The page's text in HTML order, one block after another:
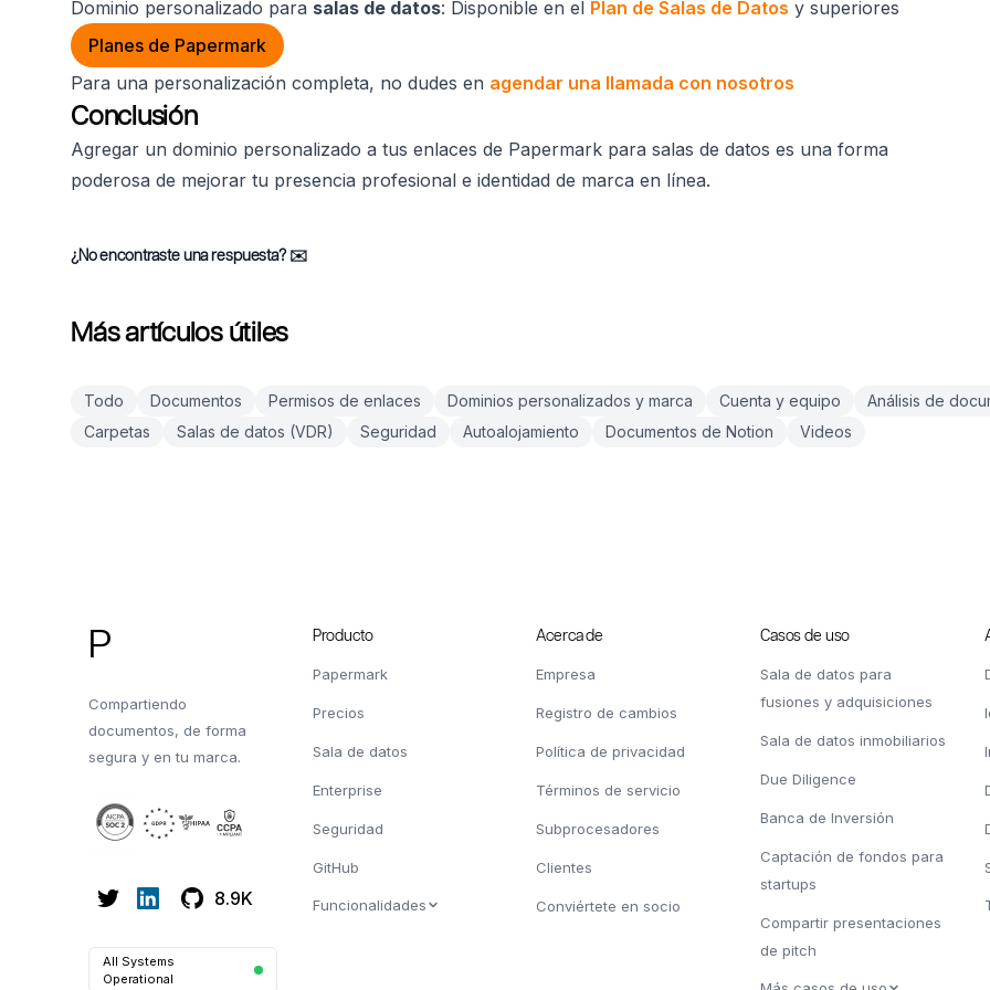
Dominio personalizado para salas de datos: Disponible en el Plan de Salas de Datos y superiores
Planes de Papermark
Para una personalización completa, no dudes en agendar una llamada con nosotros
Conclusión
Agregar un dominio personalizado a tus enlaces de Papermark para salas de datos es una forma
poderosa de mejorar tu presencia profesional e identidad de marca en línea.
¿No encontraste una respuesta? ✉️
Más artículos útiles
Todo Documentos Permisos de enlaces Dominios personalizados y marca Cuenta y equipo
Análisis de
Carpetas
Salas de datos (VDR) Seguridad Autoalojamiento Documentos de Notion Videos
P
Compartiendo
documentos, de forma
segura y en tu marca.
8.9K
All Systems
Operational
Producto
Papermark
Precios
Sala de datos
Enterprise
Seguridad
GitHub
Funcionalidades
Acerca de
Empresa
Registro de cambios
Política de privacidad
Términos de servicio
Subprocesadores
Clientes
Conviértete en socio
Casos de uso
Sala de datos para
fusiones y adquisiciones
Sala de datos inmobiliarios
Due Diligence
Banca de Inversión
Captación de fondos para
startups
Compartir presentaciones
de pitch